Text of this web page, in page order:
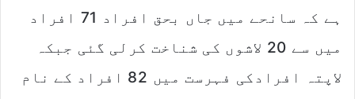
ہے کہ سانحے میں جاں بحق افراد 71 افراد
میں سے 20 لاشوں کی شناخت کرلی گئی جبکہ
لاپتہ افرادکی فہرست میں 82 افراد کے نام